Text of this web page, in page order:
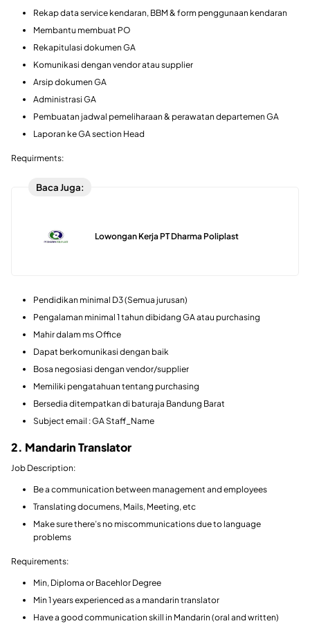
Rekap data service kendaran, BBM & form penggunaan kendaran
Membantu membuat PO
Rekapitulasi dokumen GA
Komunikasi dengan vendor atau supplier
Arsip dokumen GA
Administrasi GA
Pembuatan jadwal pemeliharaan & perawatan departemen GA
Laporan ke GA section Head
Requirments:
Baca Juga:
Lowongan Kerja PT Dharma Poliplast
Pendidikan minimal D3 (Semua jurusan)
Pengalaman minimal 1 tahun dibidang GA atau purchasing
Mahir dalam ms Office
Dapat berkomunikasi dengan baik
Bosa negosiasi dengan vendor/supplier
Memiliki pengatahuan tentang purchasing
Bersedia ditempatkan di baturaja Bandung Barat
Subject email : GA Staff_Name
2. Mandarin Translator
Job Description:
Be a communication between management and employees
Translating documens, Mails, Meeting, etc
Make sure there’s no miscommunications due to language
problems
Requirements:
Min, Diploma or Bacehlor Degree
Min 1 years experienced as a mandarin translator
Have a good communication skill in Mandarin (oral and written)